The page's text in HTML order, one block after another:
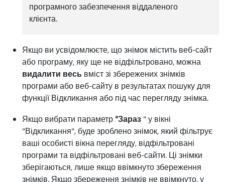
програмного забезпечення віддаленого
клієнта.
Якщо ви усвідомлюєте, що знімок містить веб-сайт
або програму, яку ще не відфільтровано, можна
видалити весь вміст зі збережених знімків
програми або веб-сайту в результатах пошуку для
функції Відкликання або під час перегляду знімка.
Якщо вибрати параметр "Зараз " у вікні
"Відкликання", буде зроблено знімок, який фільтрує
ваші особисті вікна перегляду, відфільтровані
програми та відфільтровані веб-сайти. Ці знімки
зберігаються, лише якщо ввімкнуто збереження
знімків. Якщо збереження знімків не ввімкнуто, у